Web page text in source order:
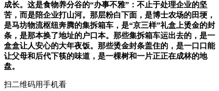
成长。这是食物养分谷的“办事不雅”：不止于处理企业的坚
苦，而是陪企业打山河。那层粉白下面，是博士农场的田埂，
是马坊物流枢纽奔腾的集拆箱车，是“京三样”礼盒上烫金的封
条，是那本换了地址的户口本。那些集拆箱车运出去的，是一
盒盒让人安心的大年夜饭。那些烫金封条盖住的，是一口口能
让父母和后代下筷的味道，是一棵树和一片正正在成林的地
盘。
扫二维码用手机看